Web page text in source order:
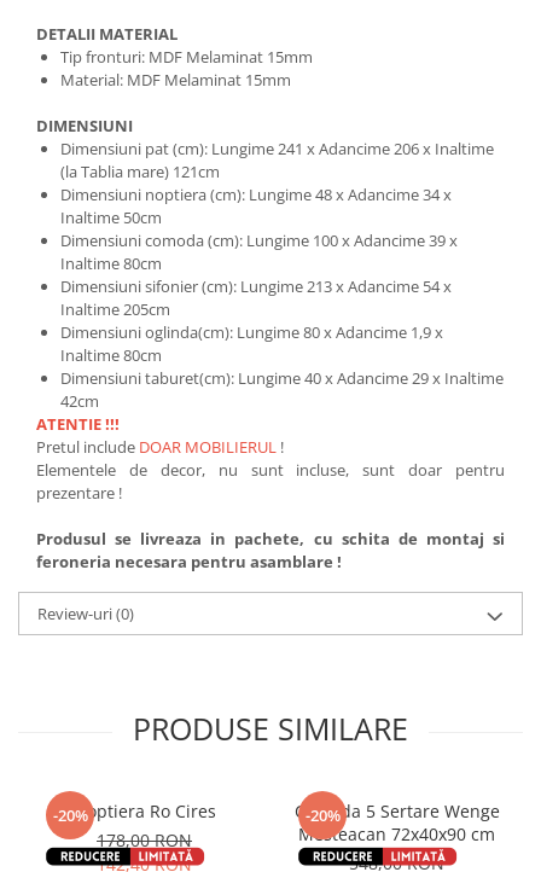
DETALII MATERIAL
Tip fronturi: MDF Melaminat 15mm
Material: MDF Melaminat 15mm
DIMENSIUNI
Dimensiuni pat (cm): Lungime 241 x Adancime 206 x Inaltime
(la Tablia mare) 121cm
Dimensiuni noptiera (cm): Lungime 48 x Adancime 34 x
Inaltime 50cm
Dimensiuni comoda (cm): Lungime 100 x Adancime 39 x
Inaltime 80cm
Dimensiuni sifonier (cm): Lungime 213 x Adancime 54 x
Inaltime 205cm
Dimensiuni oglinda(cm): Lungime 80 x Adancime 1,9 x
Inaltime 80cm
Dimensiuni taburet(cm): Lungime 40 x Adancime 29 x Inaltime
42cm
ATENTIE !!!
Pretul include DOAR MOBILIERUL !
Elementele de decor, nu sunt incluse, sunt doar pentru
prezentare !
Produsul se livreaza in pachete, cu schita de montaj si
feroneria necesara pentru asamblare !
Review-uri(0)
PRODUSE SIMILARE
-20%Noptiera Ro Cires
178,00 RON
142,40 RON
-20%
Comoda 5 Sertare Wenge
Mesteacan 72x40x90 cm
548,00 RON